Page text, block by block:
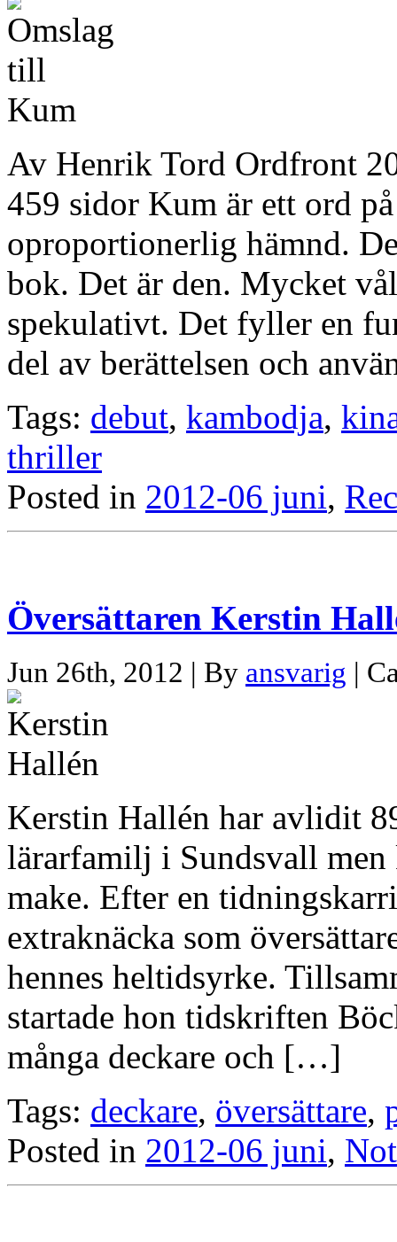
Av Henrik Tord Ordfront
459 sidor Kum är ett ord
oproportionerlig hämnd.
bok. Det är den. Mycket
spekulativt. Det fyller en
del av berättelsen och
Tags: debut, kambodja,
thriller
Posted in 2012-06 juni,
Översättaren Kerstin
Jun 26th, 2012 | By ansvarig |
Kerstin Hallén har avlidit
lärarfamilj i Sundsvall
make. Efter en
extraknäcka som
hennes heltidsyrke.
startade hon tidskriften
många deckare och […]
Tags: deckare, översättare,
Posted in 2012-06 juni,